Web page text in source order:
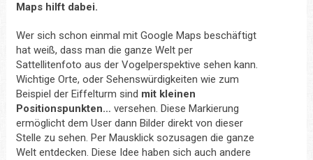
Maps hilft dabei.
Wer sich schon einmal mit Google Maps beschäftigt
hat weiß, dass man die ganze Welt per
Sattellitenfoto aus der Vogelperspektive sehen kann.
Wichtige Orte, oder Sehenswürdigkeiten wie zum
Beispiel der Eiffelturm sind mit kleinen
Positionspunkten… versehen. Diese Markierung
ermöglicht dem User dann Bilder direkt von dieser
Stelle zu sehen. Per Mausklick sozusagen die ganze
Welt entdecken. Diese Idee haben sich auch andere